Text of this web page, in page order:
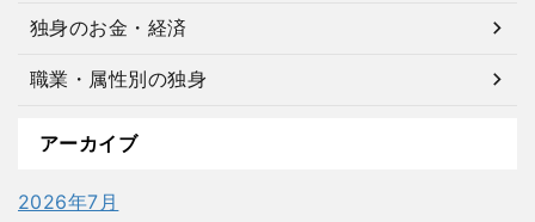
独身のお金・経済
職業・属性別の独身
アーカイブ
2026年7月